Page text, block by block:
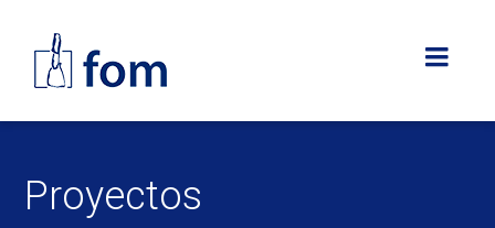
Proyectos